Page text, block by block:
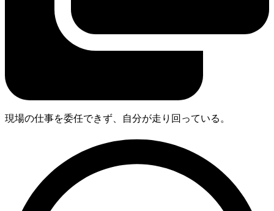
現場の仕事を委任できず、自分が走り回っている。